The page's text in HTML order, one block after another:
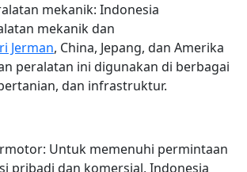
mekanik: Indonesia
mekanik dan
Jerman, China, Jepang, dan Amerika
peralatan ini digunakan di berbagai
dan infrastruktur.
Untuk memenuhi permintaan
pribadi dan komersial, Indonesia